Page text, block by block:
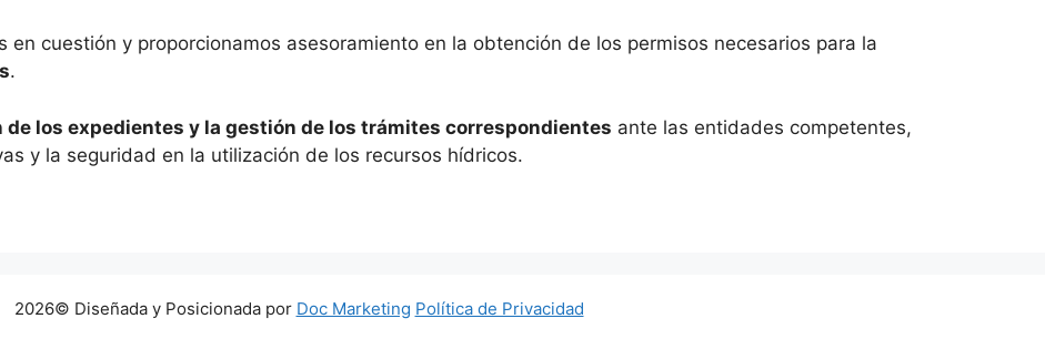
cuestión y proporcionamos asesoramiento en la obtención de los permisos necesarios para la
.
de los expedientes y la gestión de los trámites correspondientes ante las entidades competentes,
y la seguridad en la utilización de los recursos hídricos.
2026© Diseñada y Posicionada por Doc Marketing Política de Privacidad